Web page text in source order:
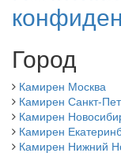
Город
Камирен Москва
Камирен Санкт-
Камирен
Камирен
Камирен Нижний